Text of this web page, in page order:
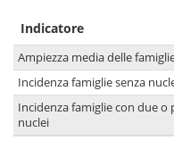
Indicatore
Ampiezza media delle
Incidenza famiglie senza
Incidenza famiglie con due o
nuclei